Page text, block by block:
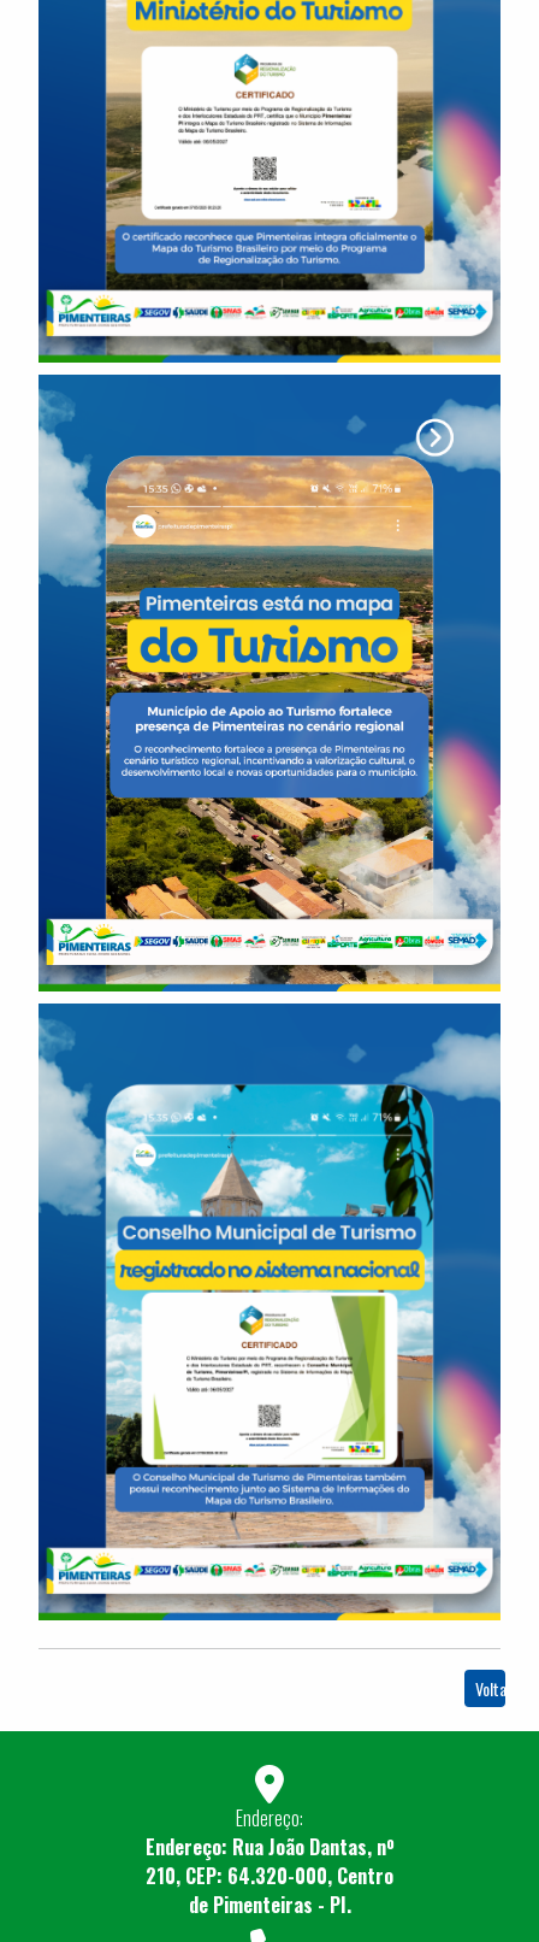
Voltar
Endereço:
Endereço: Rua João Dantas, nº
210, CEP: 64.320-000, Centro
de Pimenteiras - PI.